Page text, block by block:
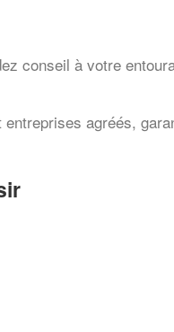
conseil à votre
agréés,